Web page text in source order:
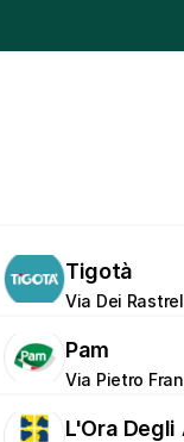
Tigotà
Via Dei
Pam
Via Pietro
L'Ora Degli